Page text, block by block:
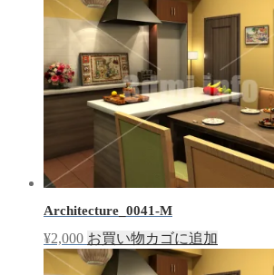
Architecture_0041-M
¥2,000 お買い物カゴに追加